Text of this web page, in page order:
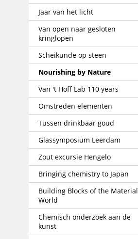
Jaar van het licht
Van open naar gesloten
kringlopen
Scheikunde op steen
Nourishing by Nature
Van 't Hoff Lab 110 years
Omstreden elementen
Tussen drinkbaar goud
Glassymposium Leerdam
Zout excursie Hengelo
Bringing chemistry to Japan
Building Blocks of the Material
World
Chemisch onderzoek aan de
kunst